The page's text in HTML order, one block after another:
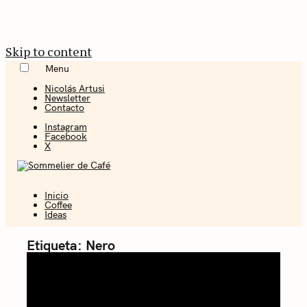
Skip to content
Menu
Nicolás Artusi
Newsletter
Contacto
Instagram
Facebook
X
Sommelier de
Coffee + Ideas
Inicio
Coffee
Ideas
Etiqueta: Nero